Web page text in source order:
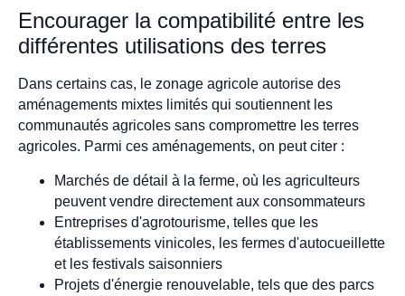
Encourager la compatibilité entre les
différentes utilisations des terres
Dans certains cas, le zonage agricole autorise des
aménagements mixtes limités qui soutiennent les
communautés agricoles sans compromettre les terres
agricoles. Parmi ces aménagements, on peut citer :
Marchés de détail à la ferme, où les agriculteurs
peuvent vendre directement aux consommateurs
Entreprises d'agrotourisme, telles que les
établissements vinicoles, les fermes d'autocueillette
et les festivals saisonniers
Projets d'énergie renouvelable, tels que des parcs